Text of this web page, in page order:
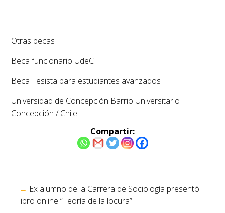
Otras becas
Beca funcionario UdeC
Beca Tesista para estudiantes avanzados
Universidad de Concepción Barrio Universitario
Concepción / Chile
Compartir:
entradas
← Ex alumno de la Carrera de Sociología presentó
libro online “Teoría de la locura”